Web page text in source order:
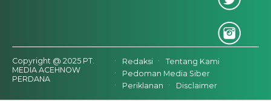
Copyright @ 2025 PT.
MEDIA ACEHNOW
PERDANA
Redaksi
Tentang Kami
Pedoman Media Siber
Periklanan
Disclaimer